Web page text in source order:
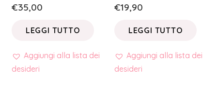
€35,00
LEGGI TUTTO
Aggiungi alla lista dei
desideri
€19,90
LEGGI TUTTO
Aggiungi alla lista dei
desideri